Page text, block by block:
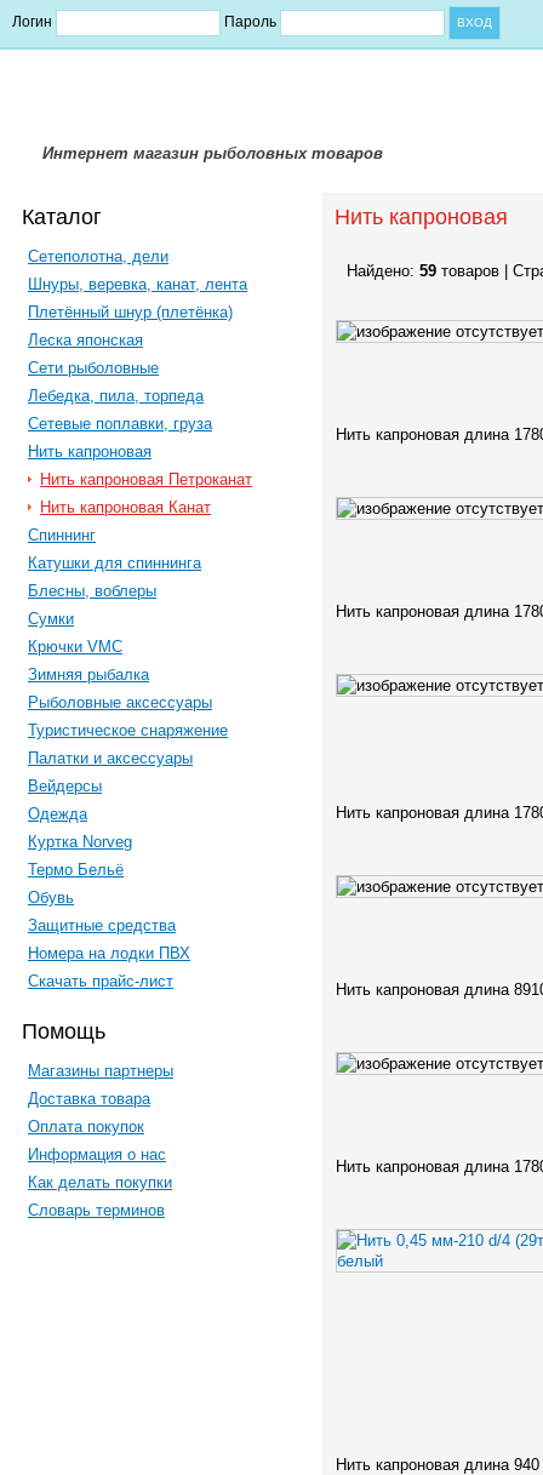
Логин Пароль
Интернет магазин рыболовных товаров
Каталог
Сетеполотна, дели
Шнуры, веревка, канат, лента
Плетённый шнур (плетёнка)
Леска японская
Сети рыболовные
Лебедка, пила, торпеда
Сетевые поплавки, груза
Нить капроновая
Нить капроновая Петроканат
Нить капроновая Канат
Спиннинг
Катушки для спиннинга
Блесны, воблеры
Сумки
Крючки VMC
Зимняя рыбалка
Рыболовные аксессуары
Туристическое снаряжение
Палатки и аксессуары
Вейдерсы
Одежда
Куртка Norveg
Термо Бельё
Обувь
Защитные средства
Номера на лодки ПВХ
Скачать прайс-лист
Помощь
Магазины партнеры
Доставка товара
Оплата покупок
Информация о нас
Как делать покупки
Словарь терминов
Нить капроновая
Найдено: 59товаров |
Нить капроновая длина
Нить капроновая длина
Нить капроновая длина
Нить капроновая длина
Нить капроновая длина
Нить капроновая длина